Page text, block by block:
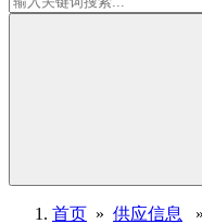
首页 » 供应信息